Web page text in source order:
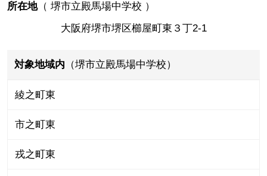
所在地（ 堺市立殿馬場中学校 ）
大阪府堺市堺区櫛屋町東３丁2-1
対象地域内 （堺市立殿馬場中学校）
綾之町東
市之町東
戎之町東